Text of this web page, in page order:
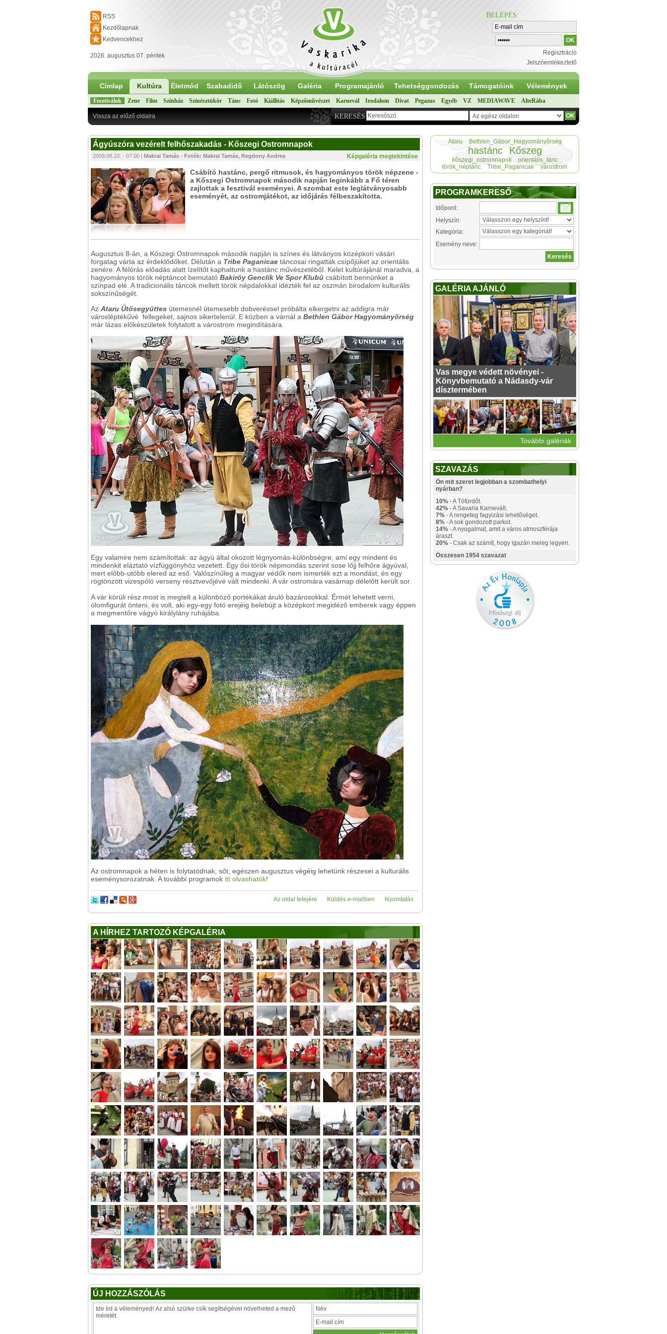
RSS
Kezdőlapnak
Kedvencekhez
2026. augusztus 07. péntek
BELÉPÉS:
Regisztráció
Jelszóemlékeztető
Címlap Kultúra Életmód Szabadidő Látószög Galéria Programajánló Tehetséggondozás Támogatóink Vélemények
Fesztiválok Zene Film Színház Színésztükör Tánc Fotó Kiállítás Képzőművészet Karnevál Irodalom Divat Pegazus Egyéb VZ MEDIAWAVE AlteRába
KERESÉS
Vissza az előző oldalra
Ágyúszóra vezérelt felhőszakadás - Kőszegi Ostromnapok
Képgaléria megtekintése
2009.08.10. - 07:00 | Makrai Tamás - Fotók: Makrai Tamás, Regdony Andrea
Csábító hastánc, pergő ritmusok, és hagyományos török népzene -
a Kőszegi Ostromnapok második napján leginkább a Fő téren
zajlottak a fesztivál eseményei. A szombat este leglátványosabb
eseményét, az ostromjátékot, az időjárás félbeszakította.
Augusztus 8-án, a Kőszegi Ostromnapok második napján is színes és látványos középkori vásári
forgatag várta az érdeklődőket. Délután a Tribe Paganicae táncosai ringatták csípőjüket az orientális
zenére. A félórás előadás alatt ízelítőt kaphattunk a hastánc művészetéből. Kelet kultúrájánál maradva, a
hagyományos török néptáncot bemutató Bakiröy Genclík Ve Spor Klubü csábított bennünket a
színpad elé. A tradicionális táncok mellett török népdalokkal idézték fel az oszmán birodalom kulturális
sokszínűségét.
Az Ataru Ütősegyüttes ütemesnél ütemesebb dobveréssel próbálta elkergetni az addigra már
városléptékűvé fellegeket, sajnos sikertelenül. E közben a várnál a Bethlen Gábor Hagyományőrség
már lázas előkészületek folytatott a várostrom megindítására.
Egy valamire nem számítottak: az ágyú által okozott légnyomás-különbségre, ami egy mindent és
mindenkit eláztató vízfüggönyhöz vezetett. Egy ősi török népmondás szerint sose lőjj felhőre ágyúval,
mert előbb-utóbb elered az eső. Valószínűleg a magyar védők nem ismerték ezt a mondást, és egy
rögtönzött vizespóló verseny résztvevőjévé vált mindenki. A vár ostromára vasárnap délelőtt került sor.
A vár körüli rész most is megtelt a különböző portékákat áruló bazárosokkal. Érmét lehetett verni,
ólomfigurát önteni, és volt, aki egy-egy fotó erejéig belebújt a középkort megidéző emberek vagy éppen
a megmentőre vágyó királylány ruhájába.
Az ostromnapok a héten is folytatódnak, sőt, egészen augusztus végéig lehetünk részesei a kulturális
eseménysorozatnak. A további programok itt olvashatók!
Nyomtatás
Küldés e-mailben
Az oldal tetejére
A HÍRHEZ TARTOZÓ KÉPGALÉRIA
ÚJ HOZZÁSZÓLÁS
Ataru Bethlen_Gábor_Hagyományőrség
hastánc Kőszeg
kőszegi_ostromnapok
orientális_tánc
török_néptánc
Tribe_Paganicae várostrom
PROGRAMKERESŐ
Időpont:
Helyszín:
Kategória:
Esemény neve:
GALÉRIA AJÁNLÓ
Vas megye védett növényei -
Könyvbemutató a Nádasdy-vár
dísztermében
További galériák
SZAVAZÁS
Ön mit szeret legjobban a szombathelyi
nyárban?
10% - A Tófürdőt.
42% - A Savaria Karnevált.
7% - A rengeteg fagyizási lehetőséget.
8% - A sok gondozott parkot.
14% - A nyugalmat, amit a város atmoszférája
áraszt.
20% - Csak az számít, hogy igazán meleg legyen.
Összesen 1954 szavazat